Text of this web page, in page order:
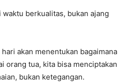
waktu berkualitas, bukan ajang
akan menentukan bagaimana
orang tua, kita bisa menciptakan
bukan ketegangan.